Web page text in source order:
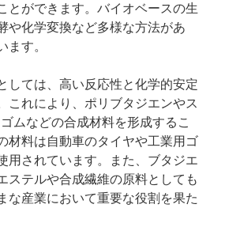
とができます。バイオベースの生
や化学変換など多様な方法があ
ます。
しては、高い反応性と化学的安定
これにより、ポリブタジエンやス
ムなどの合成材料を形成するこ
材料は自動車のタイヤや工業用ゴ
用されています。また、ブタジエ
ステルや合成繊維の原料としても
な産業において重要な役割を果た